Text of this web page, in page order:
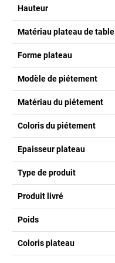
Hauteur
Matériau plateau de table
Forme plateau
Modèle de piétement
Matériau du piétement
Coloris du piétement
Epaisseur plateau
Type de produit
Produit livré
Poids
Coloris plateau